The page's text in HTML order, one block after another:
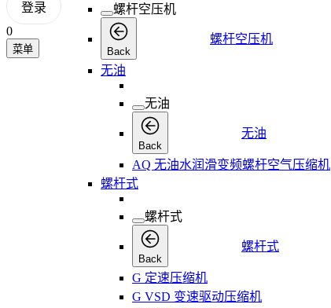
登录
0
菜单
螺杆空压机
Back
螺杆空压机
无油
无油
Back
无油
AQ 无油水润滑变频螺杆空气压缩机
螺杆式
螺杆式
Back
螺杆式
G 定速压缩机
G VSD 变速驱动压缩机